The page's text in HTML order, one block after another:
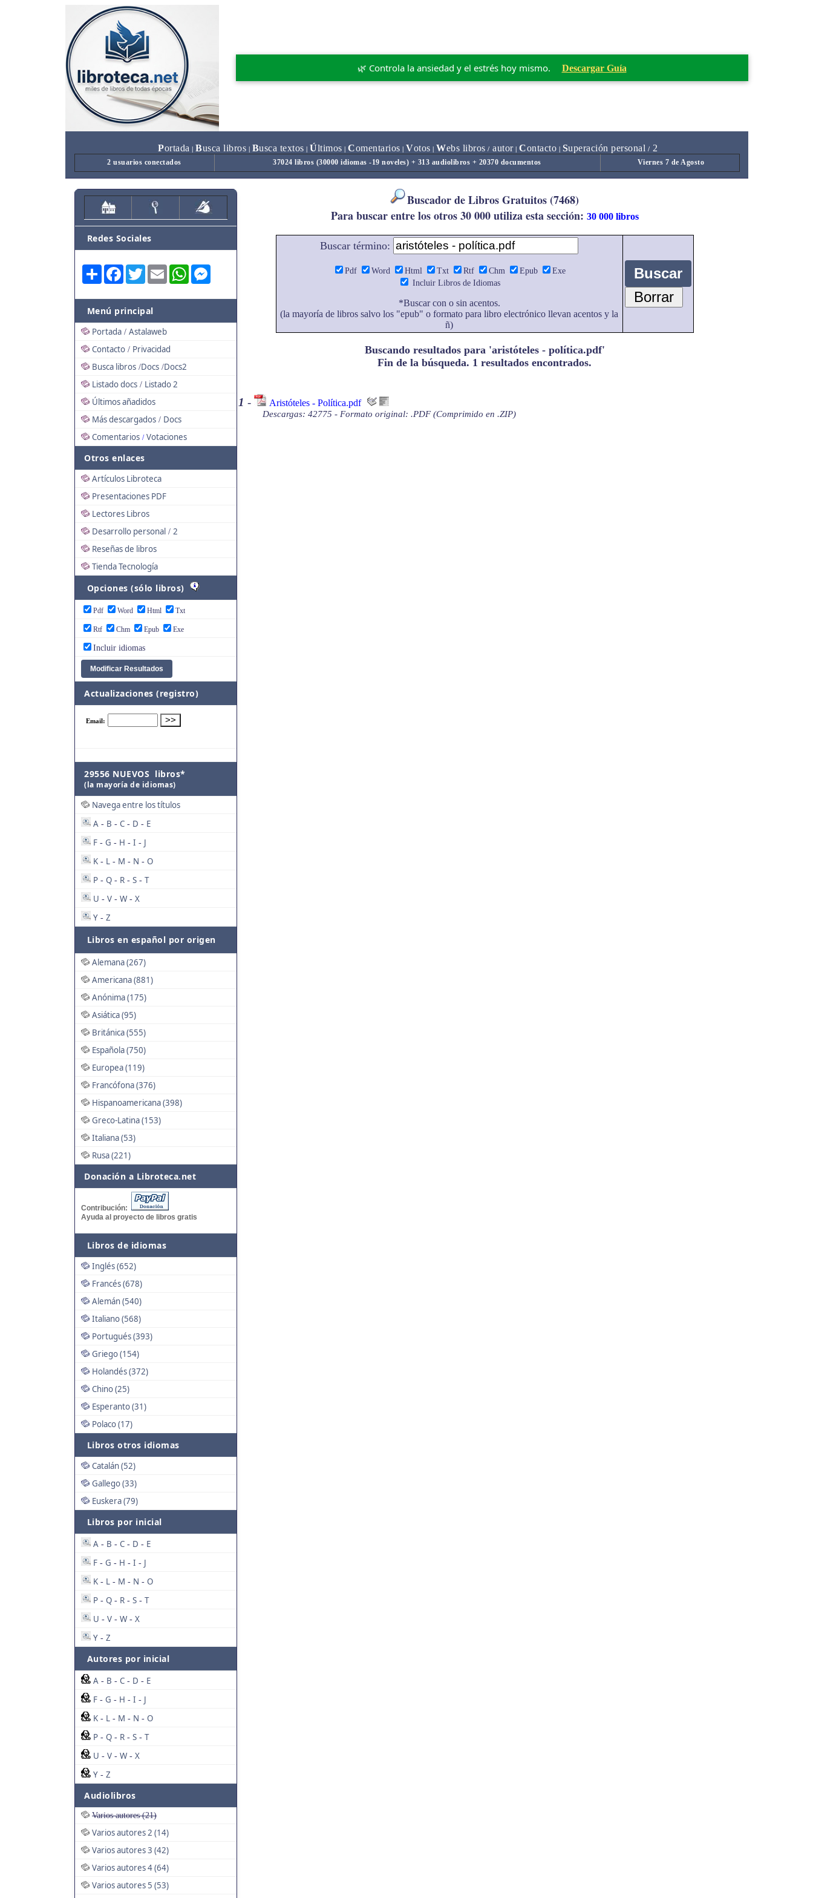
🌿 Controla la ansiedad y el estrés hoy mismo. Descargar Guía
Portada Busca libros Busca textos Últimos |Comentarios Votos Webs libros / autor|Contacto Superación personal / 2
2 usuarios conectados 37024 libros (30000 idiomas -19 noveles) + 313 audiolibros + 20370 documentos Viernes 7 de Agosto
Redes Sociales
Share FacebookTwitterEmail WhatsApp
Menú principal
Portada / Astalaweb
Contacto / Privacidad
Busca libros /Docs /Docs2
Listado docs / Listado 2
Últimos añadidos
Más descargados / Docs
Comentarios / Votaciones
Otros enlaces
Artículos Libroteca
Presentaciones PDF
Lectores Libros
Desarrollo personal / 2
Reseñas de libros
Tienda Tecnología
Opciones (sólo libros)
Pdf Word Html Txt
Rtf Chm Epub Exe
Incluir idiomas
Actualizaciones (registro)
29556 NUEVOS libros*
(la mayoría de idiomas)
Navega entre los títulos
A - B - C - D - E
F - G - H - I - J
K - L - M - N - O
P - Q - R - S - T
U - V - W - X
Y - Z
Libros en español por origen
Alemana (267)
Americana (881)
Anónima (175)
Asiática (95)
Británica (555)
Española (750)
Europea (119)
Francófona (376)
Hispanoamericana (398)
Greco-Latina (153)
Italiana (53)
Rusa (221)
Donación a Libroteca.net
Contribución:
Ayuda al proyecto de libros gratis
Libros de idiomas
Inglés (652)
Francés (678)
Alemán (540)
Italiano (568)
Portugués (393)
Griego (154)
Holandés (372)
Chino (25)
Esperanto (31)
Polaco (17)
Libros otros idiomas
Catalán (52)
Gallego (33)
Euskera (79)
Libros por inicial
A - B - C - D - E
F - G - H - I - J
K - L - M - N - O
P - Q - R - S - T
U - V - W - X
Y - Z
Autores por inicial
A - B - C - D - E
F - G - H - I - J
K - L - M - N - O
P - Q - R - S - T
U - V - W - X
Y - Z
Audiolibros
Varios autores (21)
Varios autores 2 (14)
Varios autores 3 (42)
Varios autores 4 (64)
Varios autores 5 (53)
Buscador de Libros Gratuitos (7468)
Para buscar entre los otros 30 000 utiliza esta sección: 30 000 libros
Buscar término:
Pdf Word Html Txt Rtf Chm Epub
Exe
Incluir Libros de Idiomas
*Buscar con o sin acentos.
(la mayoría de libros salvo los "epub" o formato para libro electrónico llevan acentos y la
ñ)
Buscando resultados para 'aristóteles - política.pdf'
Fin de la búsqueda. 1 resultados encontrados.
1 - Aristóteles - Política.pdf
Descargas: 42775 - Formato original: .PDF (Comprimido en .ZIP)